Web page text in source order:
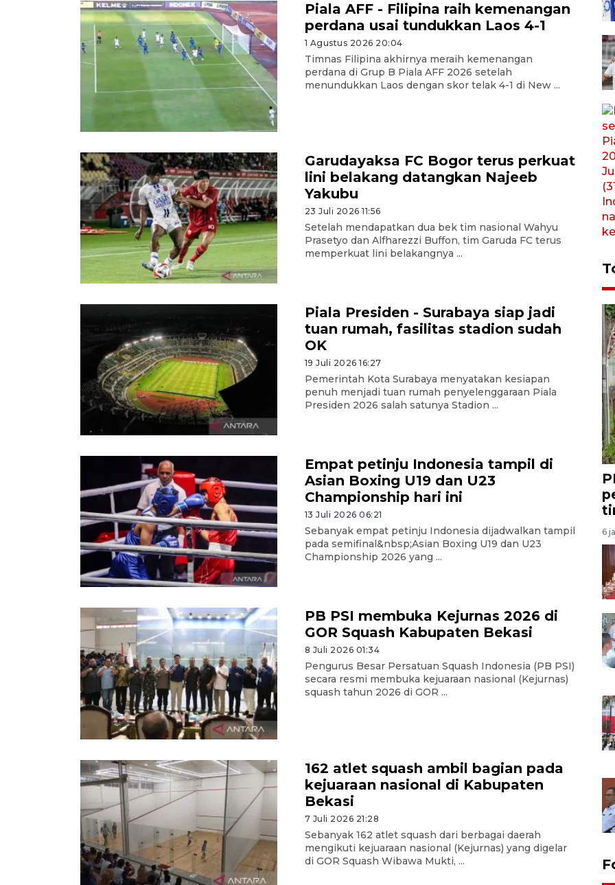
Piala AFF - Filipina raih kemenangan
perdana usai tundukkan Laos 4-1
1 Agustus 2026 20:04
Timnas Filipina akhirnya meraih kemenangan
perdana di Grup B Piala AFF 2026 setelah
menundukkan Laos dengan skor telak 4-1 di New ...
Garudayaksa FC Bogor terus perkuat
lini belakang datangkan Najeeb
Yakubu
23 Juli 2026 11:56
Setelah mendapatkan dua bek tim nasional Wahyu
Prasetyo dan Alfharezzi Buffon, tim Garuda FC terus
memperkuat lini belakangnya ...
Piala Presiden - Surabaya siap jadi
tuan rumah, fasilitas stadion sudah
OK
19 Juli 2026 16:27
Pemerintah Kota Surabaya menyatakan kesiapan
penuh menjadi tuan rumah penyelenggaraan Piala
Presiden 2026 salah satunya Stadion ...
Empat petinju Indonesia tampil di
Asian Boxing U19 dan U23
Championship hari ini
13 Juli 2026 06:21
Sebanyak empat petinju Indonesia dijadwalkan tampil
pada semifinal&nbsp;Asian Boxing U19 dan U23
Championship 2026 yang ...
PB PSI membuka Kejurnas 2026 di
GOR Squash Kabupaten Bekasi
8 Juli 2026 01:34
Pengurus Besar Persatuan Squash Indonesia (PB PSI)
secara resmi membuka kejuaraan nasional (Kejurnas)
squash tahun 2026 di GOR ...
162 atlet squash ambil bagian pada
kejuaraan nasional di Kabupaten
Bekasi
7 Juli 2026 21:28
Sebanyak 162 atlet squash dari berbagai daerah
mengikuti kejuaraan nasional (Kejurnas) yang digelar
di GOR Squash Wibawa Mukti, ...
6